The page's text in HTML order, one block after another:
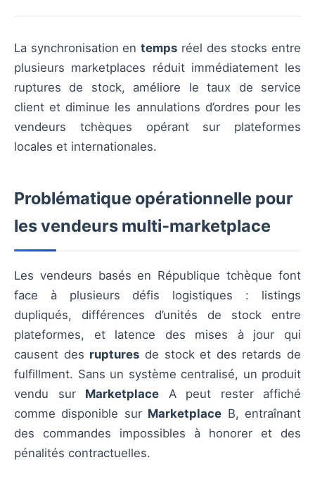
La synchronisation entemps réel des stocks entre
plusieurs marketplaces réduit immédiatement les
ruptures de stock, améliore le taux de service
client et diminue les annulations d’ordres pour les
vendeurs tchèques opérant sur plateformes
locales et internationales.
Problématique opérationnelle pour
les vendeurs multi‑marketplace
Les vendeurs basés en République tchèque font
face à plusieurs défis logistiques : listings
dupliqués, différences d’unités de stock entre
plateformes, et latence des mises à jour qui
causent des ruptures de stock et des retards de
fulfillment. Sans un système centralisé, un produit
vendu sur Marketplace A peut rester affiché
comme disponible sur Marketplace B, entraînant
des commandes impossibles à honorer et des
pénalités contractuelles.